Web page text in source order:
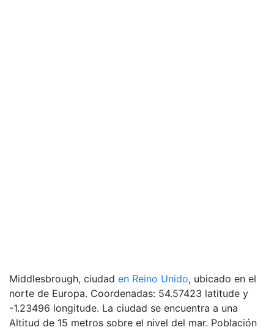
Middlesbrough, ciudad en Reino Unido, ubicado en el
norte de Europa. Coordenadas: 54.57423 latitude y
-1.23496 longitude. La ciudad se encuentra a una
Altitud de 15 metros sobre el nivel del mar. Población